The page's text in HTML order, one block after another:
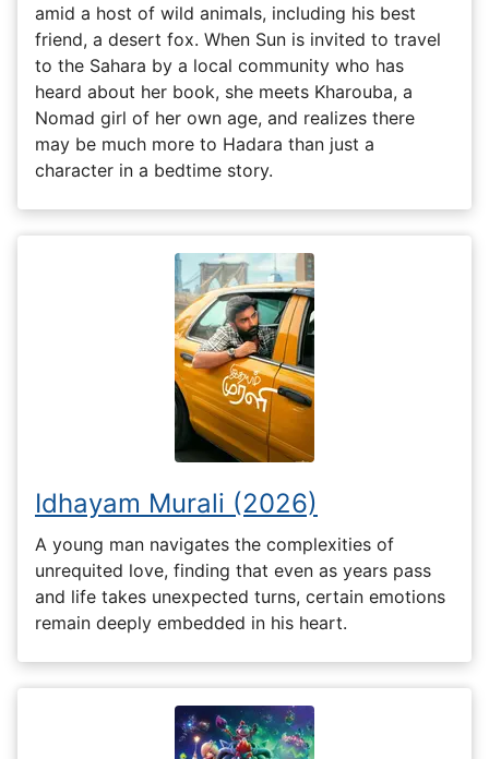
amid a host of wild animals, including his best
friend, a desert fox. When Sun is invited to travel
to the Sahara by a local community who has
heard about her book, she meets Kharouba, a
Nomad girl of her own age, and realizes there
may be much more to Hadara than just a
character in a bedtime story.
Idhayam Murali (2026)
A young man navigates the complexities of
unrequited love, finding that even as years pass
and life takes unexpected turns, certain emotions
remain deeply embedded in his heart.